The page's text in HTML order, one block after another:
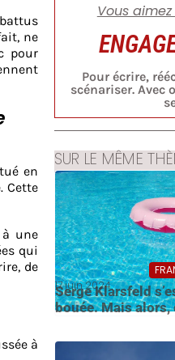
ne
pour
en
Cette
une
qui
de
à
Vous
Pour écrire,
scénariser. Avec
SUR LE MÊME
17 juin 2024
Serge Klarsfeld
bouée. Mais